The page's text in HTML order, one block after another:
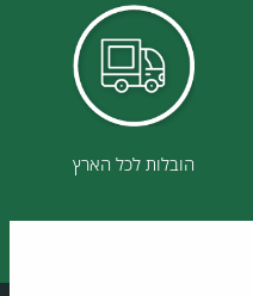
הובלות לכל הארץ